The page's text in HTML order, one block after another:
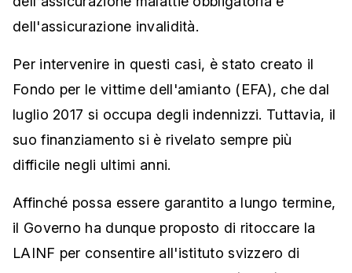
dell'assicurazione invalidità.
Per intervenire in questi casi, è stato creato il
Fondo per le vittime dell'amianto (EFA), che dal
luglio 2017 si occupa degli indennizzi. Tuttavia, il
suo finanziamento si è rivelato sempre più
difficile negli ultimi anni.
Affinché possa essere garantito a lungo termine,
il Governo ha dunque proposto di ritoccare la
LAINF per consentire all'istituto svizzero di